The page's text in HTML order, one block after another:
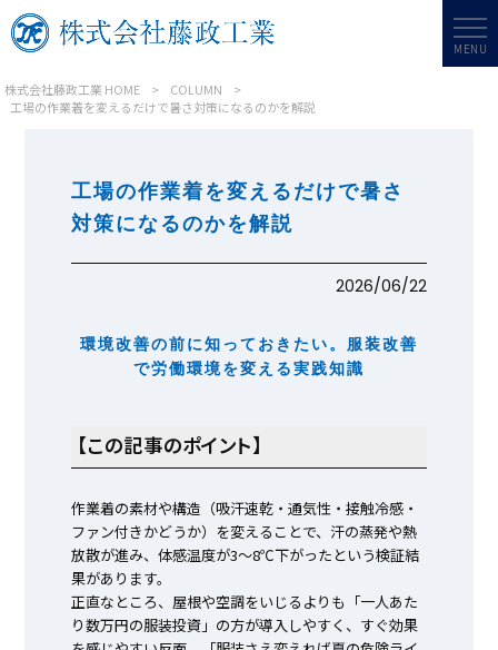
MENU
株式会社藤政工業 HOME > COLUMN
>
工場の作業着を変えるだけで暑さ対策になるのかを解説
工場の作業着を変えるだけで暑さ
対策になるのかを解説
2026/06/22
環境改善の前に知っておきたい。服装改善
で労働環境を変える実践知識
【この記事のポイント】
作業着の素材や構造（吸汗速乾・通気性・接触冷感・
ファン付きかどうか）を変えることで、汗の蒸発や熱
放散が進み、体感温度が3～8℃下がったという検証結
果があります。
正直なところ、屋根や空調をいじるよりも「一人あた
り数万円の服装投資」の方が導入しやすく、すぐ効果